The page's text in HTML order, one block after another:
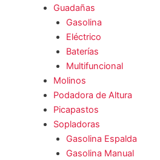
Guadañas
Gasolina
Eléctrico
Baterías
Multifuncional
Molinos
Podadora de Altura
Picapastos
Sopladoras
Gasolina Espalda
Gasolina Manual